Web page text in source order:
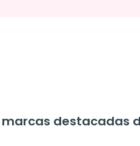
destacadas